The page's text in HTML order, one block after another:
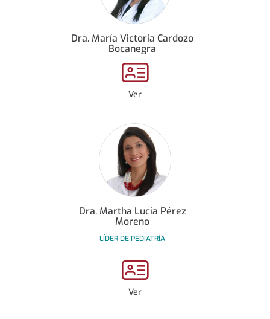
Dra. María Victoria Cardozo
Bocanegra
Ver
Dra. Martha Lucia Pérez
Moreno
LÍDER DE PEDIATRÍA
Ver